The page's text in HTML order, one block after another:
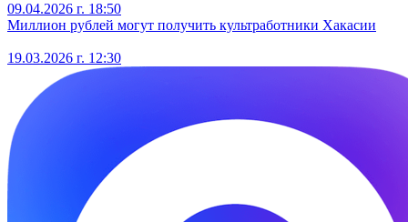
09.04.2026 г. 18:50
Миллион рублей могут получить культработники Хакасии
19.03.2026 г. 12:30